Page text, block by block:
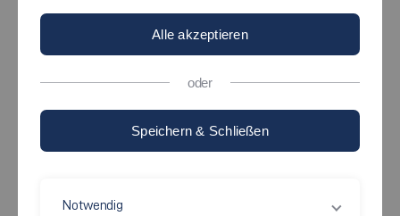
Alle akzeptieren
oder
Speichern & Schließen
Notwendig